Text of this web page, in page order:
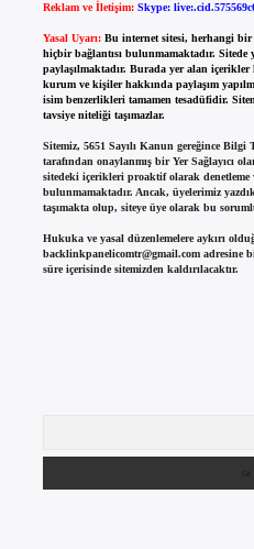
Reklam ve İletişim: Skype:
Yasal Uyarı: Bu internet sitesi, herhangi
hiçbir bağlantısı bulunmamaktadır. Sitede
paylaşılmaktadır. Burada yer alan
kurum ve kişiler hakkında paylaşım
isim benzerlikleri tamamen tesadüfidir.
tavsiye niteliği taşımazlar.
Sitemiz, 5651 Sayılı Kanun gereğince
tarafından onaylanmış bir Yer Sağlayıcı
sitedeki içerikleri proaktif olarak denetleme
bulunmamaktadır. Ancak, üyelerimiz
taşımakta olup, siteye üye olarak bu
Hukuka ve yasal düzenlemelere aykırı
backlinkpanelicomtr@gmail.comadresine
süre içerisinde sitemizden kaldırılacaktır.